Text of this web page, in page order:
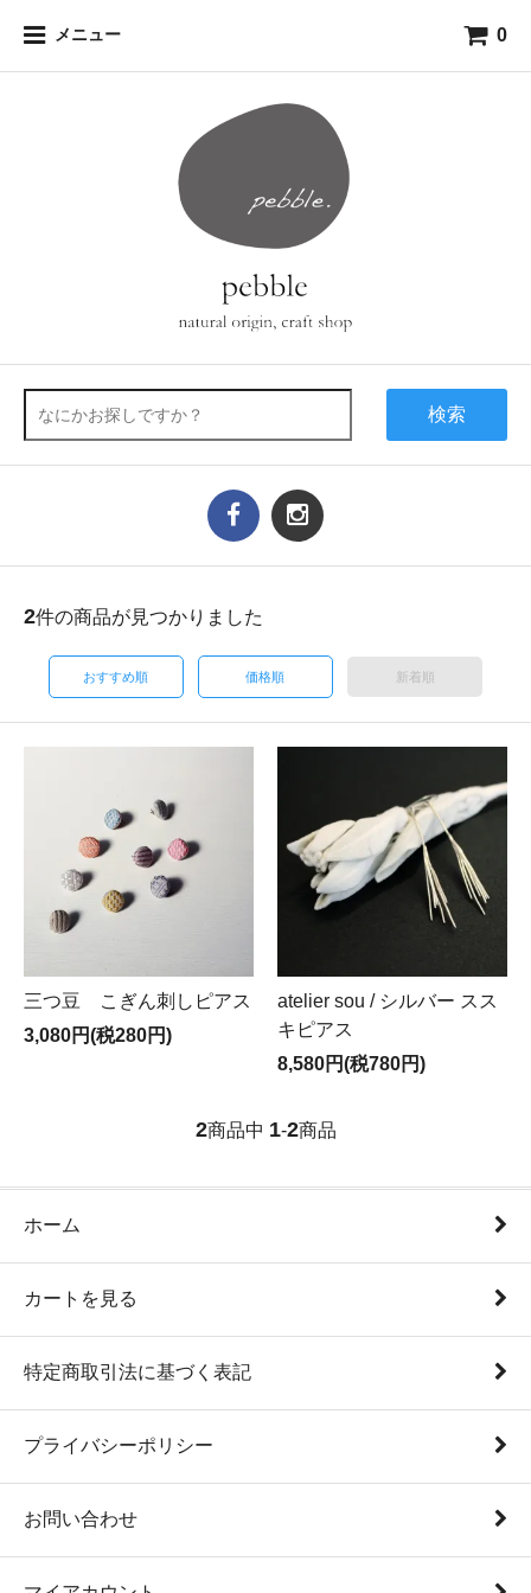
メニュー 0
検索
2件の商品が見つかりました
おすすめ順 価格順 新着順
三つ豆 こぎん刺しピアス
3,080円(税280円)
atelier sou / シルバー スス
キピアス
8,580円(税780円)
2商品中 1-2商品
ホーム
カートを見る
特定商取引法に基づく表記
プライバシーポリシー
お問い合わせ